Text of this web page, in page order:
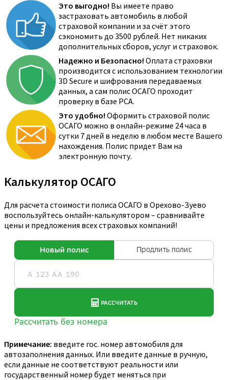
Это выгодно! Вы имеете право
застраховать автомобиль в любой
страховой компании и за счёт этого
сэкономить до 3500 рублей. Нет никаких
дополнительных сборов, услуг и страховок.
Надежно и Безопасно! Оплата страховки
производится с использованием технологии
3D Secure и шифрования передаваемых
данных, а сам полис ОСАГО проходит
проверку в базе РСА.
Это удобно! Оформить страховой полис
ОСАГО можно в онлайн-режиме 24 часа в
сутки 7 дней в неделю в любом месте Вашего
нахождения. Полис придет Вам на
электронную почту.
Калькулятор ОСАГО
Для расчета стоимости полиса ОСАГО в Орехово-Зуево
воспользуйтесь онлайн-калькулятором – сравнивайте
цены и предложения всех страховых компаний!
Примечание: введите гос. номер автомобиля для
автозаполнения данных. Или введите данные в ручную,
если данные не соответствуют реальности или
государственный номер будет меняться при